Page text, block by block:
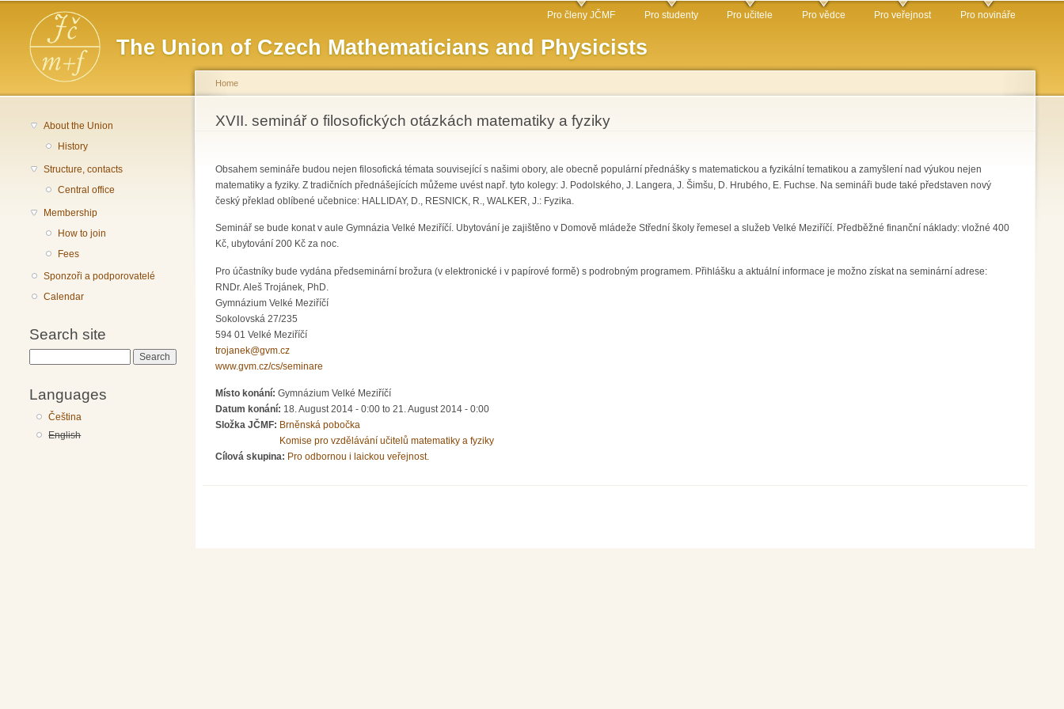
The Union of Czech Mathematicians and Physicists
Main menu Pro členy JČMF Pro studenty Pro učitele Pro vědce Pro veřejnost Pro novináře
About the Union
History
Structure, contacts
Central office
Membership
How to join
Fees
Sponzoři a podporovatelé
Calendar
Search site
Languages
Čeština
English
You are here
Home
XVII. seminář o filosofických otázkách matematiky a fyziky
Obsahem semináře budou nejen filosofická témata související s našimi obory, ale obecně populární přednášky s matematickou a fyzikální tematikou a zamyšlení nad výukou nejen
matematiky a fyziky. Z tradičních přednášejících můžeme uvést např. tyto kolegy: J. Podolského, J. Langera, J. Šimšu, D. Hrubého, E. Fuchse. Na semináři bude také představen nový
český překlad oblíbené učebnice: HALLIDAY, D., RESNICK, R., WALKER, J.: Fyzika.
Seminář se bude konat v aule Gymnázia Velké Meziříčí. Ubytování je zajištěno v Domově mládeže Střední školy řemesel a služeb Velké Meziříčí. Předběžné finanční náklady: vložné 400
Kč, ubytování 200 Kč za noc.
Pro účastníky bude vydána předseminární brožura (v elektronické i v papírové formě) s podrobným programem. Přihlášku a aktuální informace je možno získat na seminární adrese:
RNDr. Aleš Trojánek, PhD.
Gymnázium Velké Meziříčí
Sokolovská 27/235
594 01 Velké Meziříčí
trojanek@gvm.cz
www.gvm.cz/cs/seminare
Místo konání: Gymnázium Velké Meziříčí
Datum konání: 18. August 2014 - 0:00 to 21. August 2014 - 0:00
Složka JČMF: Brněnská pobočka
Komise pro vzdělávání učitelů matematiky a fyziky
Cílová skupina: Pro odbornou i laickou veřejnost.